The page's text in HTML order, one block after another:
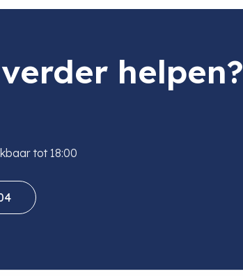
helpen?
tot 18:00